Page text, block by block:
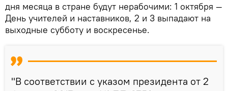
дня месяца в стране будут нерабочими: 1 октября —
День учителей и наставников, 2 и 3 выпадают на
выходные субботу и воскресенье.
"В соответствии с указом президента от 2